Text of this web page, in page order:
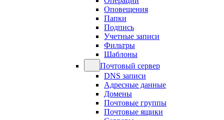
Оповещения
Папки
Подпись
Учетные записи
Фильтры
Шаблоны
Почтовый сервер
DNS записи
Адресные данные
Домены
Почтовые группы
Почтовые ящики